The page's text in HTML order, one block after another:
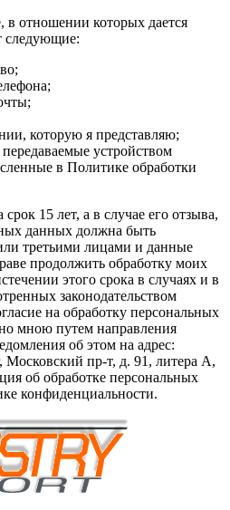
отношении которых дается
следующие:
которую я представляю;
устройством
в Политике обработки
15 лет, а в случае его отзыва,
данных должна быть
третьими лицами и данные
продолжить обработку моих
этого срока в случаях и в
законодательством
на обработку персональных
мною путем направления
об этом на адрес:
Московский пр-т, д. 91, литера А,
об обработке персональных
конфиденциальности.